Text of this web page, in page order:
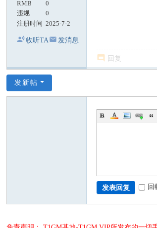
RMB
0
违规
0
注册时间 2025-7-2
收听TA 发消息
回复
发新帖
发表回复 回